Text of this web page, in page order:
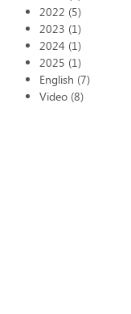
2022 (5)
2023 (1)
2024 (1)
2025 (1)
English (7)
Video (8)